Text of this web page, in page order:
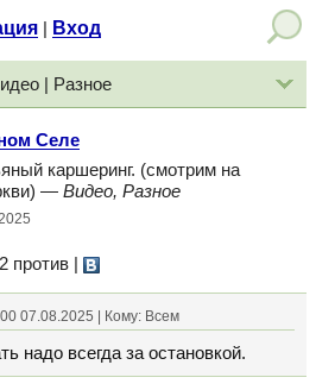
Вход
| Разное
Селе
каршеринг. (смотрим на
— Видео, Разное
против
07.08.2025 | Кому: Всем
надо всегда за остановкой.